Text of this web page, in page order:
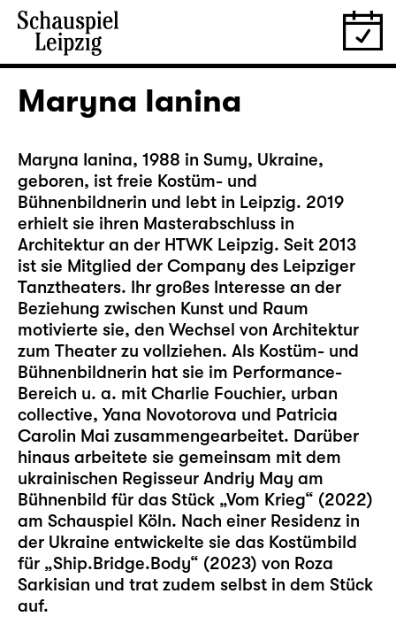
Maryna Ianina
Maryna Ianina, 1988 in Sumy, Ukraine,
geboren, ist freie Kostüm- und
Bühnenbildnerin und lebt in Leipzig. 2019
erhielt sie ihren Masterabschluss in
Architektur an der HTWK Leipzig. Seit 2013
ist sie Mitglied der Company des Leipziger
Tanztheaters. Ihr großes Interesse an der
Beziehung zwischen Kunst und Raum
motivierte sie, den Wechsel von Architektur
zum Theater zu vollziehen. Als Kostüm- und
Bühnenbildnerin hat sie im Performance-
Bereich u. a. mit Charlie Fouchier, urban
collective, Yana Novotorova und Patricia
Carolin Mai zusammengearbeitet. Darüber
hinaus arbeitete sie gemeinsam mit dem
ukrainischen Regisseur Andriy May am
Bühnenbild für das Stück „Vom Krieg“ (2022)
am Schauspiel Köln. Nach einer Residenz in
der Ukraine entwickelte sie das Kostümbild
für „Ship.Bridge.Body“ (2023) von Roza
Sarkisian und trat zudem selbst in dem Stück
auf.